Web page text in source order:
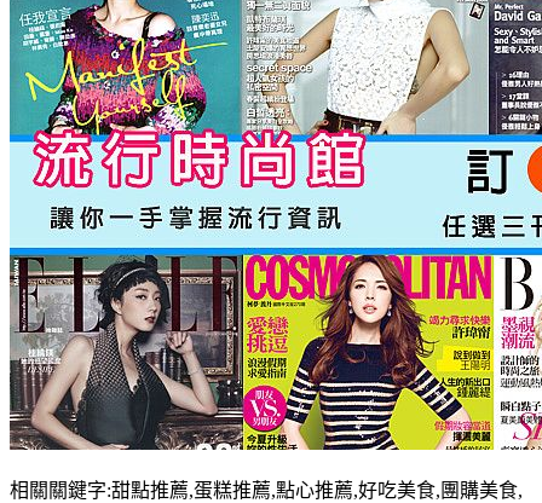
相關關鍵字:甜點推薦,蛋糕推薦,點心推薦,好吃美食,團購美食,